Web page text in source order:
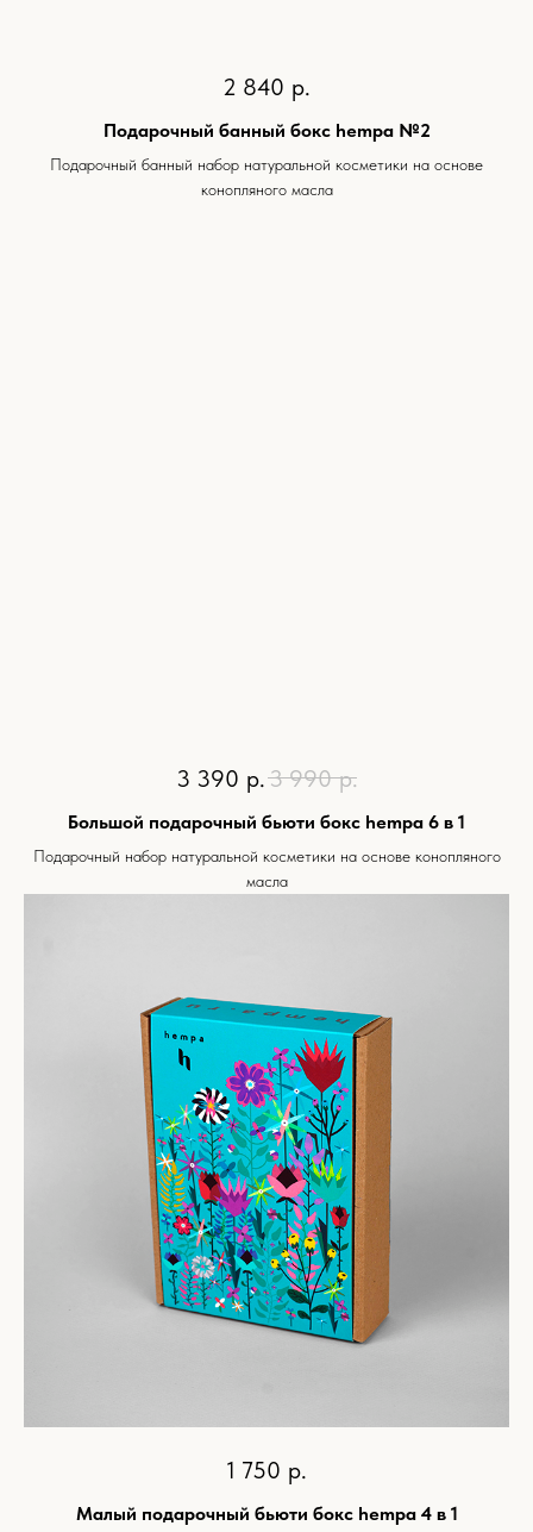
2 840 р.
Подарочный банный бокс hempa №2
Подарочный банный набор натуральной косметики на основе
конопляного масла
3 390 р.3 990 р.
Большой подарочный бьюти бокс hempa 6 в 1
Подарочный набор натуральной косметики на основе конопляного
масла
1 750 р.
Малый подарочный бьюти бокс hempa 4 в 1